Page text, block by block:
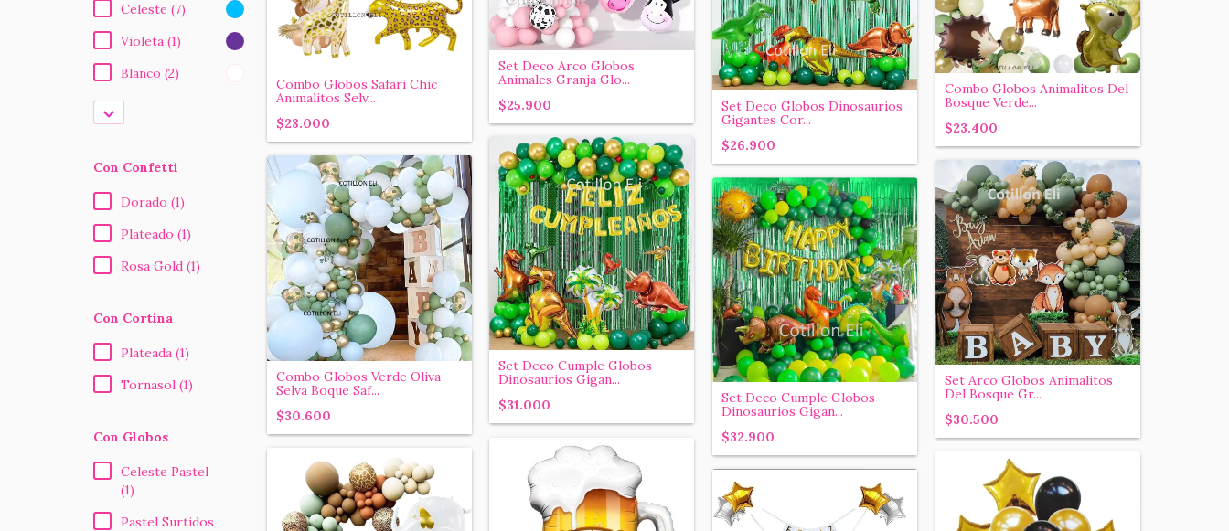
Celeste (7)
Violeta (1)
Blanco (2)
Con Confetti
Dorado (1)
Plateado (1)
Rosa Gold (1)
Con Cortina
Plateada (1)
Tornasol (1)
Con Globos
Celeste Pastel
(1)
Pastel Surtidos
Combo Globos Safari Chic
Animalitos Selv...
$28.000
Set Deco Arco Globos
Animales Granja Glo...
$25.900
Set Deco Globos Dinosaurios
Gigantes Cor...
$26.900
Combo Globos Animalitos Del
Bosque Verde...
$23.400
Combo Globos Verde Oliva
Selva Boque Saf...
$30.600
Set Deco Cumple Globos
Dinosaurios Gigan...
$31.000
Set Deco Cumple Globos
Dinosaurios Gigan...
$32.900
Set Arco Globos Animalitos
Del Bosque Gr...
$30.500